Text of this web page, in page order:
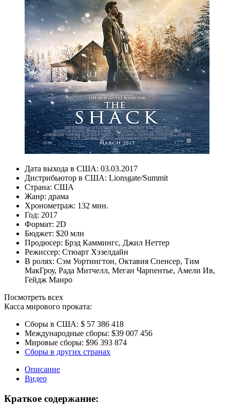
Дата выхода в США: 03.03.2017
Дистрибьютор в США: Lionsgate/Summit
Страна: США
Жанр: драма
Хронометраж: 132 мин.
Год: 2017
Формат: 2D
Бюджет: $20 млн
Продюсер: Брэд Каммингс, Джил Неттер
Режиссер: Стюарт Хэзелдайн
В ролях: Сэм Уортингтон, Октавия Спенсер, Тим
МакГроу, Рада Митчелл, Меган Чарпентье, Амели Ив,
Гейдж Манро
Посмотреть всех
Касса мирового проката:
Сборы в США: $ 57 386 418
Международные сборы: $39 007 456
Мировые сборы: $96 393 874
Сборы в других странах
Описание
Видео
Краткое содержание: